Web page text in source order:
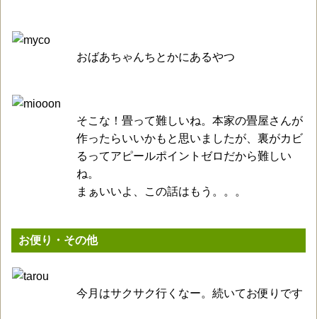
おばあちゃんちとかにあるやつ
そこな！畳って難しいね。本家の畳屋さんが
作ったらいいかもと思いましたが、裏がカビ
るってアピールポイントゼロだから難しい
ね。
まぁいいよ、この話はもう。。。
お便り・その他
今月はサクサク行くなー。続いてお便りです